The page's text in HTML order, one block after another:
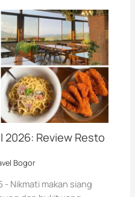
2026: Review Resto
Bogor
- Nikmati makan siang